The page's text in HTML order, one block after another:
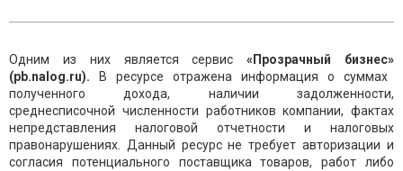
Одним из них является сервис«Прозрачный бизнес»
(pb.nalog.ru). В
ресурсе отражена информация о суммах
полученного дохода, наличии задолженности,
среднесписочной численности работников компании, фактах
непредставления налоговой отчетности и налоговых
правонарушениях. Данный ресурс не требует авторизации и
согласия потенциального поставщика товаров, работ либо